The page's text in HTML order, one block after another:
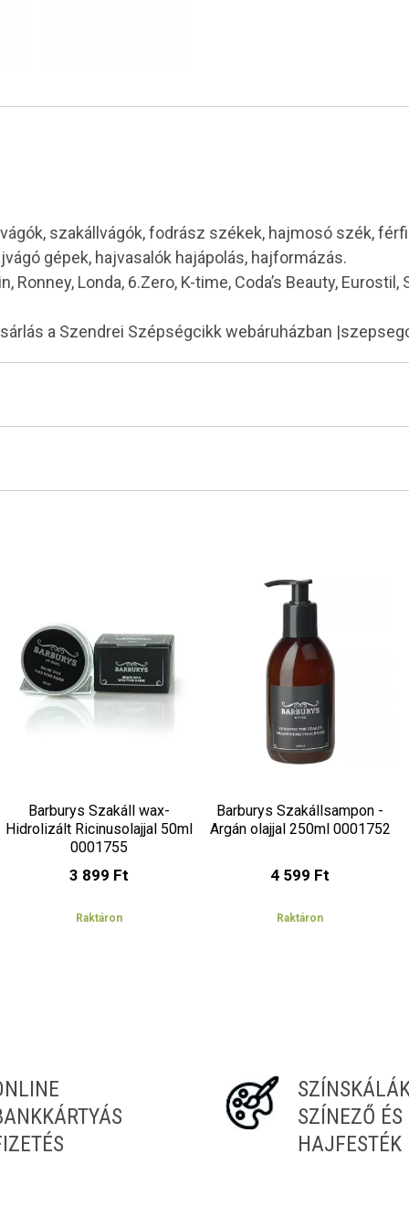
szakállvágók, fodrász székek, hajmosó szék,
gépek, hajvasalók hajápolás, hajformázás.
Ronney, Londa, 6.Zero, K-time, Coda’s Beauty,
a Szendrei Szépségcikk webáruházban
Barburys Szakáll wax-
Hidrolizált Ricinusolajjal 50ml
0001755
3 899 Ft
Raktáron
Barburys Szakállsampon -
Argán olajjal 250ml 0001752
4 599 Ft
Raktáron
SZÍNEZŐ ÉS
HAJFESTÉK